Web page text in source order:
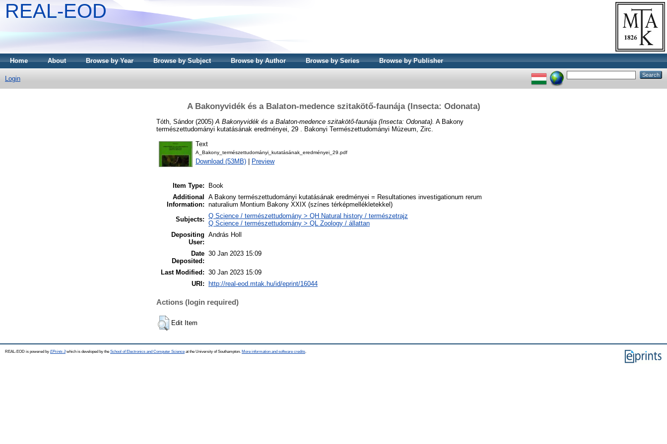
REAL-EOD
Home About Browse by Year Browse by Subject Browse by Author Browse by Series Browse by Publisher
Login
A Bakonyvidék és a Balaton-medence szitakötő-faunája (Insecta: Odonata)
Tóth, Sándor(2005) A Bakonyvidék és a Balaton-medence szitakötő-faunája (Insecta: Odonata). A Bakony
természettudományi kutatásának eredményei, 29 . Bakonyi Természettudományi Múzeum, Zirc.
Text
A_Bakony_természettudományi_kutatásának_eredményei_29.pdf
Download (53MB) Preview
Item Type:
Book
Additional
Information:
A Bakony természettudományi kutatásának eredményei = Resultationes investigationum rerum
naturalium Montium Bakony XXIX (színes térképmellékletekkel)
Subjects: Q Science / természettudomány > QH Natural history / természetrajz
Q Science / természettudomány > QL Zoology / állattan
Depositing
User:
András Holl
Date
Deposited:
30 Jan 2023 15:09
Last Modified: 30 Jan 2023 15:09
URI:
http://real-eod.mtak.hu/id/eprint/16044
Actions (login required)
Edit Item
REAL-EOD is powered by EPrints 3which is developed by the School of Electronics and Computer Science at the University of Southampton. More information and software credits